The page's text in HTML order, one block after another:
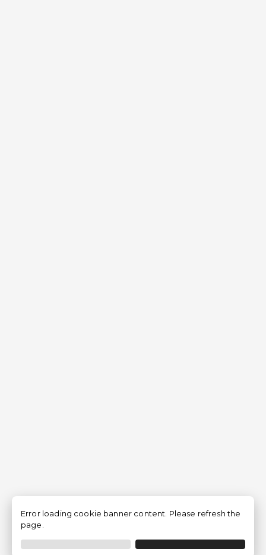
Filtrer
Error loading cookie banner content. Please refresh the
page.